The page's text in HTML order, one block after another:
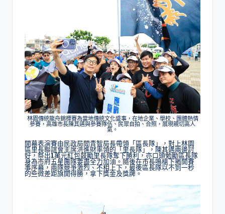
林園傳統龍舟錦標賽為當地傳統文化盛事，在地企業、學校、團體熱情
參賽，高雄市長陳其邁與參賽隊伍、民眾自拍、合照，展現親切高人
氣。
開幕表演賽由民政局閻青智局長帶領「區長隊」，對上林園
區里長聯誼會主席洪進財率領的「里長隊」，陳其邁兩邊討
好，祭出1萬元紅包鼓勵里長隊奪下勝利，亦口頭勉勵區長隊
身為市府五星團隊要盡全力加油。隨後在市長鳴槍下揭開賽
事序幕，兩隊競爭激烈、不相上下，最後區長隊以不到一秒
的些微差距旗開得勝，拿下獎金及獎牌。